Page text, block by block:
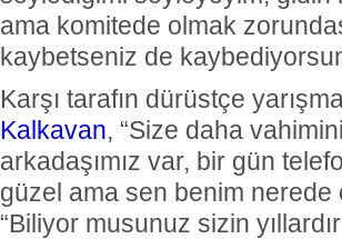
ama komitede olmak
kaybetseniz de
Karşı tarafın dürüstçe
Kalkavan, “Size daha
arkadaşımız var, bir gün
güzel ama sen benim
“Biliyor musunuz sizin